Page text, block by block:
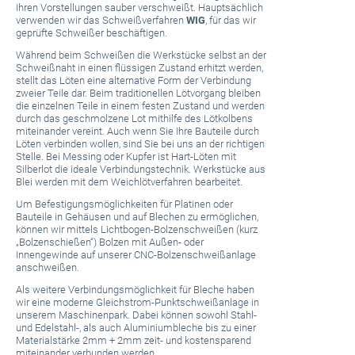
Mechanik
&
Laserbeschriften
Oberflächenbearbeitung
Qualitätssicherung
Wissenswertes
Jobs
AGB
Kontakt
Ihren Vorstellungen sauber verschweißt. Hauptsächlich
verwenden wir das Schweißverfahren WIG, für das wir
geprüfte Schweißer beschäftigen.
Während beim Schweißen die Werkstücke selbst an der
Schweißnaht in einen flüssigen Zustand erhitzt werden,
stellt das Löten eine alternative Form der Verbindung
zweier Teile dar. Beim traditionellen Lötvorgang bleiben
die einzelnen Teile in einem festen Zustand und werden
durch das geschmolzene Lot mithilfe des Lötkolbens
miteinander vereint. Auch wenn Sie Ihre Bauteile durch
Löten verbinden wollen, sind Sie bei uns an der richtigen
Stelle. Bei Messing oder Kupfer ist Hart-Löten mit
Silberlot die ideale Verbindungstechnik. Werkstücke aus
Blei werden mit dem Weichlötverfahren bearbeitet.
Um Befestigungsmöglichkeiten für Platinen oder
Bauteile in Gehäusen und auf Blechen zu ermöglichen,
können wir mittels Lichtbogen-Bolzenschweißen (kurz
„Bolzenschießen“) Bolzen mit Außen- oder
Innengewinde auf unserer CNC-Bolzenschweißanlage
anschweißen.
Als weitere Verbindungsmöglichkeit für Bleche haben
wir eine moderne Gleichstrom-Punktschweißanlage in
unserem Maschinenpark. Dabei können sowohl Stahl-
und Edelstahl-, als auch Aluminiumbleche bis zu einer
Materialstärke 2mm + 2mm zeit- und kostensparend
miteinander verbunden werden.